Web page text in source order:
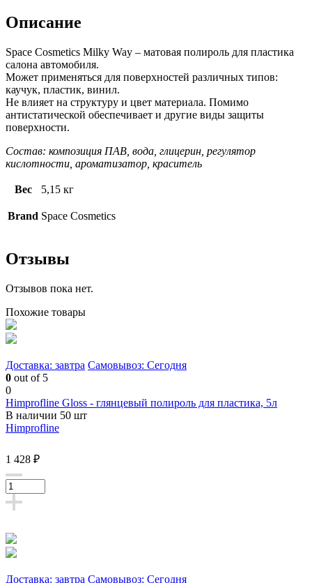
Описание
Space Cosmetics Milky Way – матовая полироль для пластика
салона автомобиля.
Может применяться для поверхностей различных типов:
каучук, пластик, винил.
Не влияет на структуру и цвет материала. Помимо
антистатической обеспечивает и другие виды защиты
поверхности.
Состав: композиция ПАВ, вода, глицерин, регулятор
кислотности, ароматизатор, краситель
Вес 5,15 кг
Brand Space Cosmetics
Отзывы
Отзывов пока нет.
Похожие товары
Доставка: завтра Самовывоз: Сегодня
0 out of 5
0
Himprofline Gloss - глянцевый полироль для пластика, 5л
В наличии 50 шт
Himprofline
1 428 ₽
Доставка: завтра Самовывоз: Сегодня